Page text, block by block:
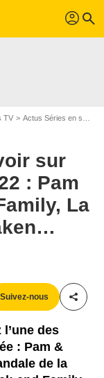
profil search
TV Actus Séries en streaming
sur
: Pam
La
Suivez-nous
des
: Pam &
de la